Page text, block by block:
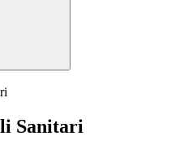
Sanitari